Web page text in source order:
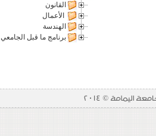
القانون
الأعمال
الهندسة
برنامج ما قبل الجامعي